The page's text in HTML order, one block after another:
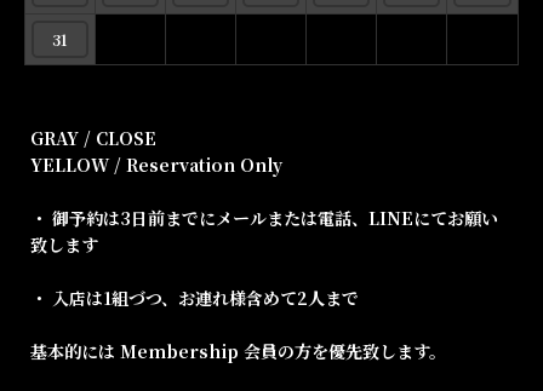
31
GRAY / CLOSE
YELLOW / Reservation Only
・ 御予約は3日前までにメールまたは電話、LINEにてお願い
致します
・ 入店は1組づつ、お連れ様含めて2人まで
基本的には Membership 会員の方を優先致します。